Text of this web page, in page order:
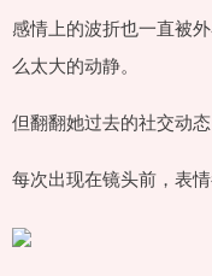
感情上的波折也一直被
么太大的动静。
但翻翻她过去的社交动
每次出现在镜头前，表情